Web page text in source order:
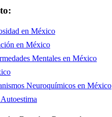
en México
en México
Mentales en México
Neuroquímicos en México